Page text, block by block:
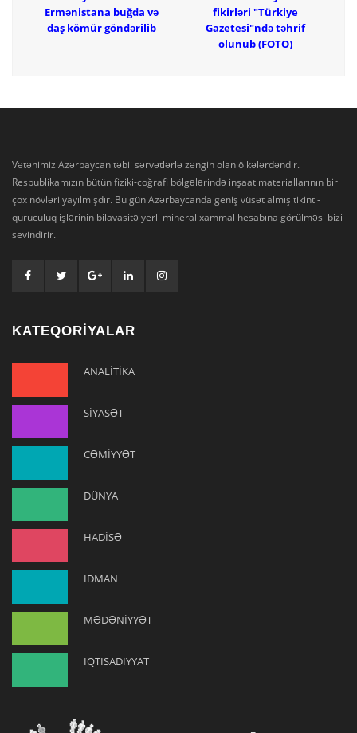
Ermənistana buğda və
daş kömür göndərilib
fikirləri "Türkiye
Gazetesi"ndə təhrif
olunub (FOTO)
Vətənimiz Azərbaycan təbii sərvətlərlə zəngin olan ölkələrdəndir.
Respublikamızın bütün fiziki-coğrafi bölgələrində inşaat materiallarının bir
çox növləri yayılmışdır. Bu gün Azərbaycanda geniş vüsət almış tikinti-
quruculuq işlərinin bilavasitə yerli mineral xammal hesabına görülməsi bizi
sevindirir.
KATEQORİYALAR
ANALİTİKA
SİYASƏT
CƏMİYYƏT
DÜNYA
HADİSƏ
İDMAN
MƏDƏNİYYƏT
İQTİSADİYYAT